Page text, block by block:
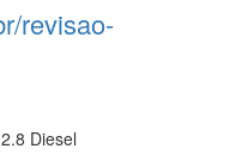
revisao-
Diesel